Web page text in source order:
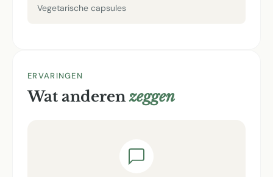
Vegetarische capsules
ERVARINGEN
Wat anderenzeggen